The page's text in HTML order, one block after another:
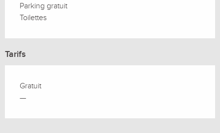
Parking gratuit
Toilettes
Tarifs
Gratuit
—